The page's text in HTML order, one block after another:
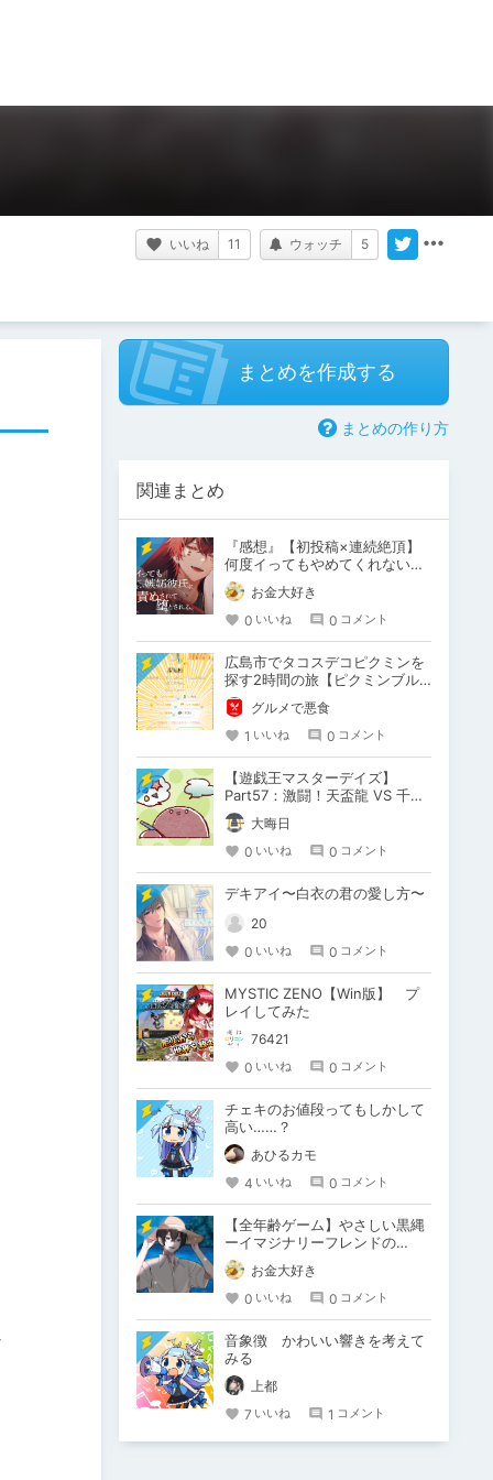
いいね 11 ウォッチ 5
まとめを作成する
まとめの作り方
関連まとめ
『感想』【初投稿×連続絶頂】
何度イってもやめてくれない嫉
妬彼氏に激責めされて堕とされ
る。お金大好き
0 いいね 0 コメント
広島市でタコスデコピクミンを
探す2時間の旅【ピクミンブル
ーム / Pikmin Bloom】
グルメで悪食
1 いいね 0 コメント
【遊戯王マスターデイズ】
Part57：激闘！天盃龍 VS 千年
D【架空デュエル】
大晦日
0 いいね 0 コメント
デキアイ〜白衣の君の愛し方〜
20
0 いいね 0 コメント
MYSTIC ZENO【Win版】 プ
レイしてみた
76421
0 いいね 0 コメント
チェキのお値段ってもしかして
高い……？
あひるカモ
4 いいね 0 コメント
【全年齢ゲーム】やさしい黒縄
ーイマジナリーフレンドの
「彼」と過ごすおぼんやすみー
お金大好き
0 いいね 0 コメント
音象徴 かわいい響きを考えて
みる
上都
7 いいね 1 コメント